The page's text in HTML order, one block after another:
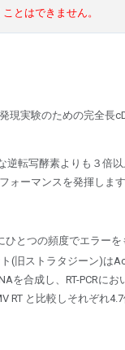
とはできません。
現実験のための完全長
転写酵素よりも３倍
ォーマンスを発揮します
とつの頻度でエラー
(旧ストラタジーン)は
合成し、RT-PCRに
RT と比較しそれぞれ